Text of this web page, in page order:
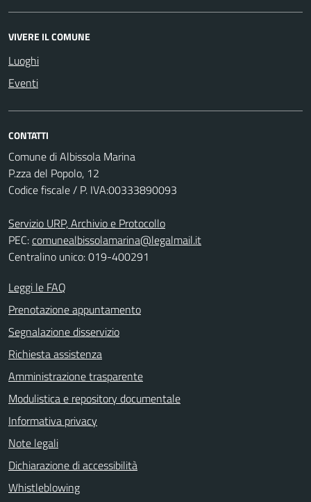
VIVERE IL COMUNE
Luoghi
Eventi
CONTATTI
Comune di Albissola Marina
P.zza del Popolo, 12
Codice fiscale / P. IVA:00333890093
Servizio URP, Archivio e Protocollo
PEC:comunealbissolamarina@legalmail.it
Centralino unico: 019-400291
Leggi le FAQ
Prenotazione appuntamento
Segnalazione disservizio
Richiesta assistenza
Amministrazione trasparente
Modulistica e repository documentale
Informativa privacy
Note legali
Dichiarazione di accessibilità
Whistleblowing